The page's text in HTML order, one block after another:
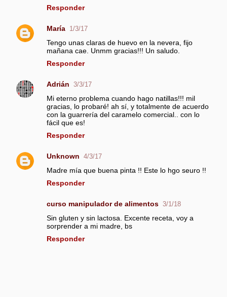
n
t
o
s
Responder
María 1/3/17
Tengo unas claras de huevo en la nevera, fijo
mañana cae. Unmm gracias!!! Un saludo.
Responder
Adrián 3/3/17
Mi eterno problema cuando hago natillas!!! mil
gracias, lo probaré! ah sí, y totalmente de acuerdo
con la guarrería del caramelo comercial.. con lo
fácil que es!
Responder
Unknown 4/3/17
Madre mía que buena pinta !! Este lo hgo seuro !!
Responder
curso manipulador de alimentos 3/1/18
Sin gluten y sin lactosa. Excente receta, voy a
sorprender a mi madre, bs
Responder